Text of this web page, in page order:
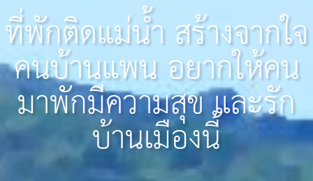
ที่พักติดแม่น้ำ สร้างจากใจ
คนบ้านแพน อยากให้คน
มาพักมีความสุข และรัก
บ้านเมืองนี้